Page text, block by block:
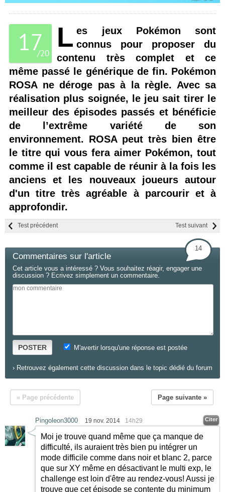
17
/20
L es jeux Pokémon sont
connus pour proposer du
contenu très complet et ce
même passé le générique de fin. Pokémon
ROSA ne déroge pas à la règle. Avec sa
réalisation plus soignée, le jeu sait tirer le
meilleur des épisodes passés et bénéficie
de l’extrême variété de son
environnement. ROSA peut très bien être
le titre qui vous fera aimer Pokémon, tout
comme il est capable de réunir à la fois les
anciens et les nouveaux joueurs autour
d'un titre très agréable à parcourir et à
approfondir.
Test suivant
Test précédent
Commentaires sur l'article
14
Cet article vous a intéressé ? Vous souhaitez réagir, engager une
discussion ? Ecrivez simplement un commentaire.
POSTER M'avertir lorsqu'une réponse est postée
› Retrouvez également cette discussion dans le topic dédié du forum
« Page précédente Page suivante »
Pingoleon3000 19 nov. 2014 14h29 Citer
Moi je trouve quand même que ça manque de
difficulté, ils auraient très bien pu intégrer un
mode difficile comme dans noir et blanc 2, parce
que sur XY même en désactivant le multi exp, le
challenge est loin d'être au rendez-vous! Aussi je
trouve que cet épisode se contente du minimum